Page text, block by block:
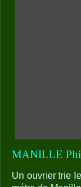
MANILLE
Un ouvrier trie